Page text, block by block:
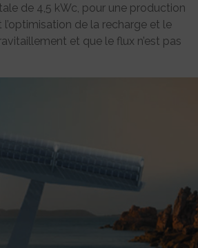
de 4,5 kWc, pour une production
de la recharge et le
et que le flux n’est pas